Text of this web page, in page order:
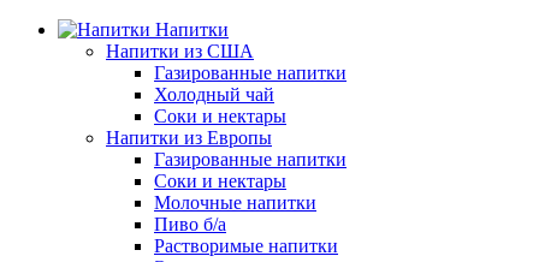
Напитки
Напитки из США
Газированные напитки
Холодный чай
Соки и нектары
Напитки из Европы
Газированные напитки
Соки и нектары
Молочные напитки
Пиво б/а
Растворимые напитки